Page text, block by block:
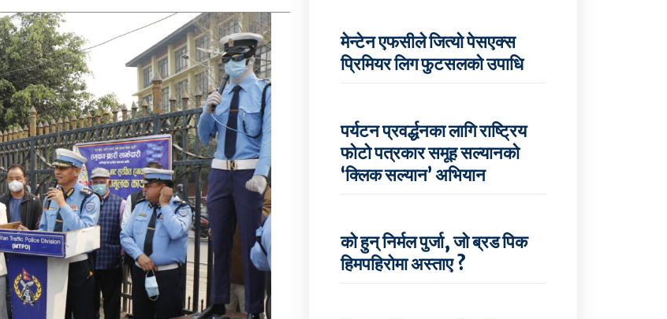
मेन्टेन एफसीले जित्यो पेसएक्स
प्रिमियर लिग फुटसलको उपाधि
पर्यटन प्रवर्द्धनका लागि राष्ट्रिय
फोटो पत्रकार समूह सल्यानको
‘क्लिक सल्यान’ अभियान
को हुन् निर्मल पुर्जा, जो ब्रड पिक
हिमपहिरोमा अस्ताए ?